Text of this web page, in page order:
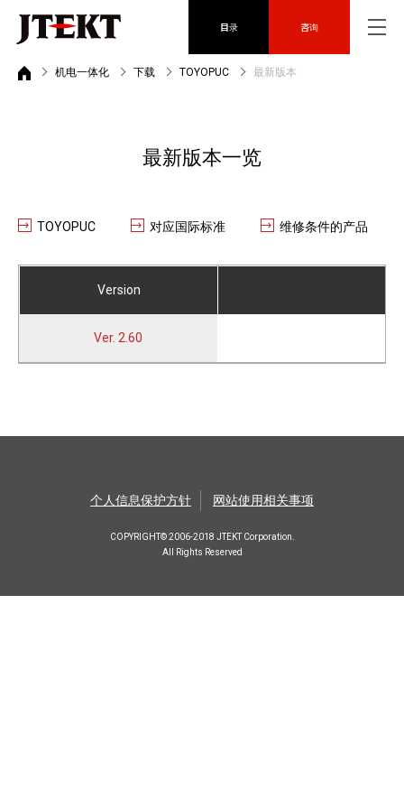
目录 咨询
机电一体化 下载 TOYOPUC 最新版本
最新版本一览
TOYOPUC 对应国际标准 维修条件的产品
Version
Ver. 2.60
个人信息保护方针 网站使用相关事项
COPYRIGHT© 2006-2018 JTEKT Corporation.
All Rights Reserved